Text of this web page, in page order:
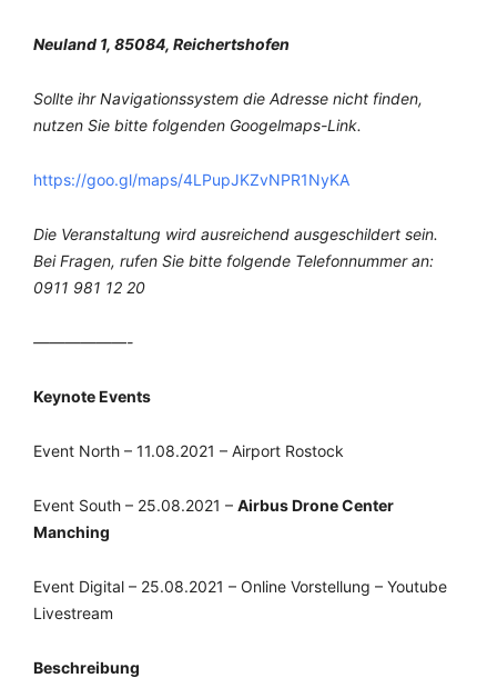
Neuland 1, 85084, Reichertshofen
Sollte ihr Navigationssystem die Adresse nicht finden,
nutzen Sie bitte folgenden Googelmaps-Link.
https://goo.gl/maps/4LPupJKZvNPR1NyKA
Die Veranstaltung wird ausreichend ausgeschildert sein.
Bei Fragen, rufen Sie bitte folgende Telefonnummer an:
0911 981 12 20
——————-
Keynote Events
Event North – 11.08.2021 – Airport Rostock
Event South – 25.08.2021 – Airbus Drone Center
Manching
Event Digital – 25.08.2021 – Online Vorstellung – Youtube
Livestream
Beschreibung